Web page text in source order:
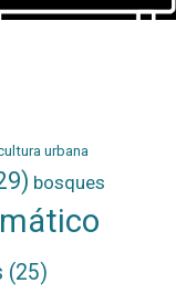
urbana
bosques
(25)